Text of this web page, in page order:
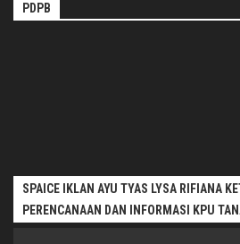
PDPB
SPAICE IKLAN AYU TYAS LYSA RIFIANA
PERENCANAAN DAN INFORMASI KPU